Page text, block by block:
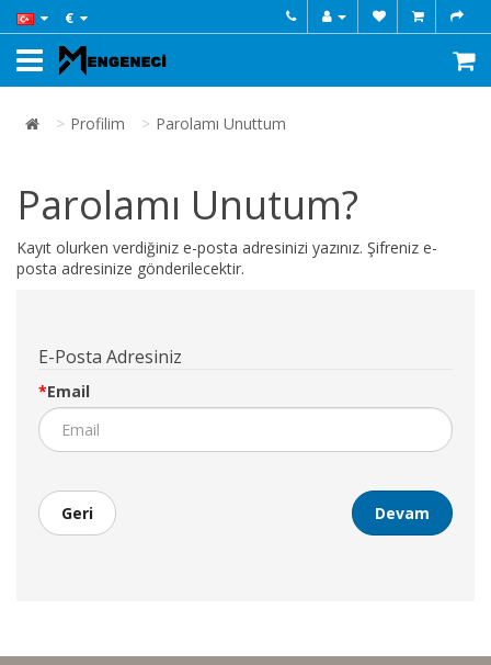
€
Profilim Parolamı Unuttum
Parolamı Unutum?
Kayıt olurken verdiğiniz e-posta adresinizi yazınız. Şifreniz e-
posta adresinize gönderilecektir.
E-Posta Adresiniz
Email
Geri